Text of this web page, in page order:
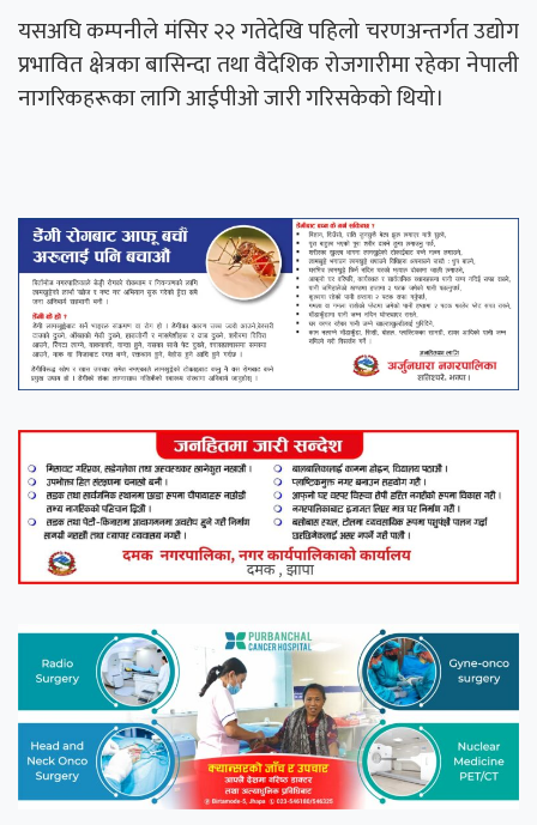
यसअघि कम्पनीले मंसिर २२ गतेदेखि पहिलो चरणअन्तर्गत उद्योग
प्रभावित क्षेत्रका बासिन्दा तथा वैदेशिक रोजगारीमा रहेका नेपाली
नागरिकहरूका लागि आईपीओ जारी गरिसकेको थियो।